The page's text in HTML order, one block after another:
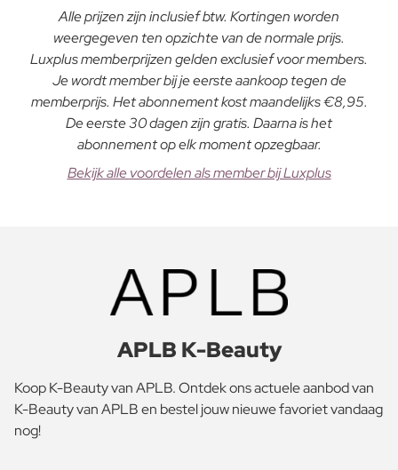
Alle prijzen zijn inclusief btw. Kortingen worden
weergegeven ten opzichte van de normale prijs.
Luxplus memberprijzen gelden exclusief voor members.
Je wordt member bij je eerste aankoop tegen de
memberprijs. Het abonnement kost maandelijks €8,95.
De eerste 30 dagen zijn gratis. Daarna is het
abonnement op elk moment opzegbaar.
Bekijk alle voordelen als member bij Luxplus
APLB K-Beauty
Koop K-Beauty van APLB. Ontdek ons actuele aanbod van
K-Beauty van APLB en bestel jouw nieuwe favoriet vandaag
nog!